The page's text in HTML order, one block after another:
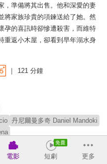
，準備將其出售。他和深愛的妻
將家族珍貴的項鍊送給了她。然
孕的喜訊時卻慘遭殺害，而維特
重返小木屋，卻看到早年溺水身
121 分鐘
丹尼爾曼多奇 Daniel Mandoki
安潔莉娜普萊茲 Angelina Peláez
電影 短劇 更多